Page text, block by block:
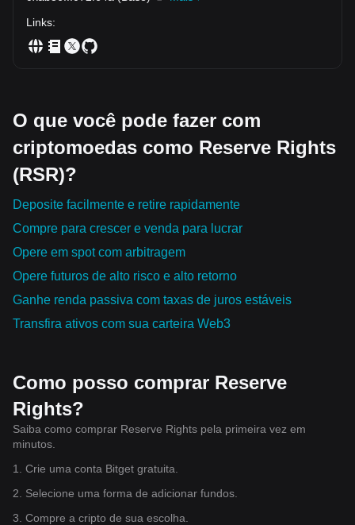
Links:
O que você pode fazer com
criptomoedas como Reserve Rights
(RSR)?
Deposite facilmente e retire rapidamente
Compre para crescer e venda para lucrar
Opere em spot com arbitragem
Opere futuros de alto risco e alto retorno
Ganhe renda passiva com taxas de juros estáveis
Transfira ativos com sua carteira Web3
Como posso comprar Reserve
Rights?
Saiba como comprar Reserve Rights pela primeira vez em
minutos.
1. Crie uma conta Bitget gratuita.
2. Selecione uma forma de adicionar fundos.
3. Compre a cripto de sua escolha.